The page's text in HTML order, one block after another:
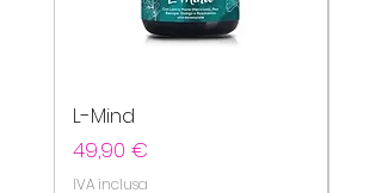
L-Mind
Prezzo
49,90 €
IVA inclusa